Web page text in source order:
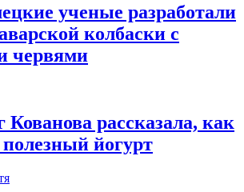
ученые разработали
колбаски с
червями
Кованова рассказала, как
йогурт